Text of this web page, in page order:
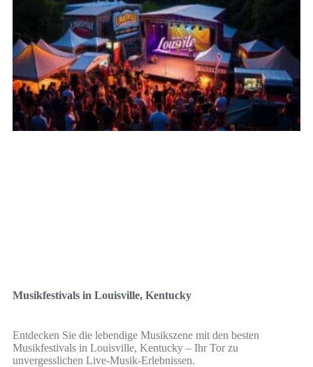
Musikfestivals in Louisville, Kentucky
Entdecken Sie die lebendige Musikszene mit den besten
Musikfestivals in Louisville, Kentucky – Ihr Tor zu
unvergesslichen Live-Musik-Erlebnissen.